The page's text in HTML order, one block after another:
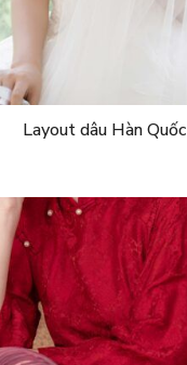
Layout dâu Hàn Quốc